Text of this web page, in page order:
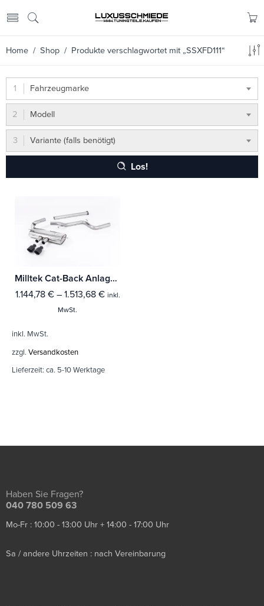
Home / Shop / Produkte verschlagwortet mit „SSXFD111“
Fahrzeugmarke
Modell
Variante (falls benötigt)
Los!
Milltek Cat-Back Anlage Ford Focus Mk3 ST 2.0-litre EcoBoost 5-Türer Hatchback
1.144,78 €– 1.513,68 € inkl.
MwSt.
inkl. MwSt.
zzgl. Versandkosten
Lieferzeit: ca. 5-10 Werktage
Haben Sie Fragen?
040 780 509 63
Mo-Fr : 10:00 - 13:00 Uhr + 14:00 - 17:00 Uhr
Sa / andere Uhrzeiten : nach Vereinbarung